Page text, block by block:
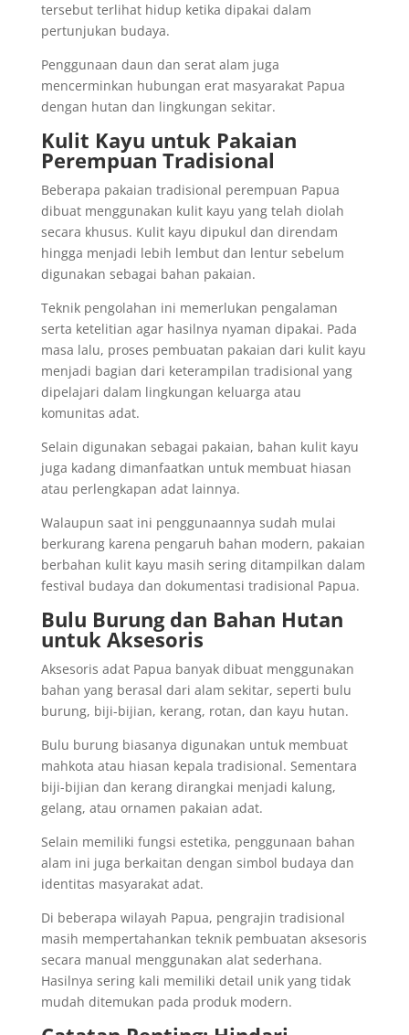
tersebut terlihat hidup ketika dipakai dalam
pertunjukan budaya.
Penggunaan daun dan serat alam juga
mencerminkan hubungan erat masyarakat Papua
dengan hutan dan lingkungan sekitar.
Kulit Kayu untuk Pakaian
Perempuan Tradisional
Beberapa pakaian tradisional perempuan Papua
dibuat menggunakan kulit kayu yang telah diolah
secara khusus. Kulit kayu dipukul dan direndam
hingga menjadi lebih lembut dan lentur sebelum
digunakan sebagai bahan pakaian.
Teknik pengolahan ini memerlukan pengalaman
serta ketelitian agar hasilnya nyaman dipakai. Pada
masa lalu, proses pembuatan pakaian dari kulit kayu
menjadi bagian dari keterampilan tradisional yang
dipelajari dalam lingkungan keluarga atau
komunitas adat.
Selain digunakan sebagai pakaian, bahan kulit kayu
juga kadang dimanfaatkan untuk membuat hiasan
atau perlengkapan adat lainnya.
Walaupun saat ini penggunaannya sudah mulai
berkurang karena pengaruh bahan modern, pakaian
berbahan kulit kayu masih sering ditampilkan dalam
festival budaya dan dokumentasi tradisional Papua.
Bulu Burung dan Bahan Hutan
untuk Aksesoris
Aksesoris adat Papua banyak dibuat menggunakan
bahan yang berasal dari alam sekitar, seperti bulu
burung, biji-bijian, kerang, rotan, dan kayu hutan.
Bulu burung biasanya digunakan untuk membuat
mahkota atau hiasan kepala tradisional. Sementara
biji-bijian dan kerang dirangkai menjadi kalung,
gelang, atau ornamen pakaian adat.
Selain memiliki fungsi estetika, penggunaan bahan
alam ini juga berkaitan dengan simbol budaya dan
identitas masyarakat adat.
Di beberapa wilayah Papua, pengrajin tradisional
masih mempertahankan teknik pembuatan aksesoris
secara manual menggunakan alat sederhana.
Hasilnya sering kali memiliki detail unik yang tidak
mudah ditemukan pada produk modern.